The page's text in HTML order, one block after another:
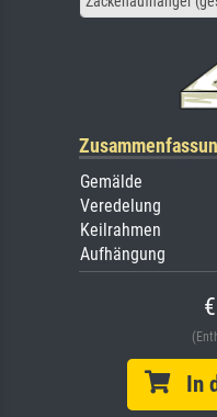
Gemälde
Veredelung
Keilrahmen
Aufhängung
In